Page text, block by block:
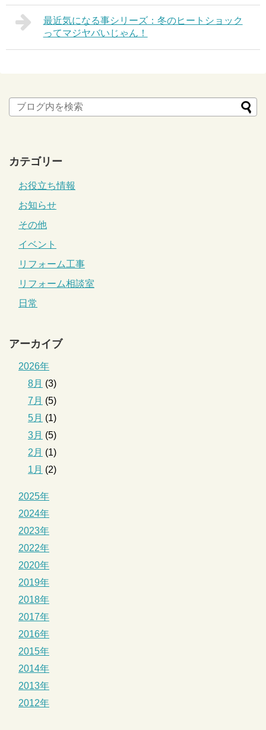
最近気になる事シリーズ：冬のヒートショック
ってマジヤバいじゃん！
カテゴリー
お役立ち情報
お知らせ
その他
イベント
リフォーム工事
リフォーム相談室
日常
アーカイブ
2026年
8月 (3)
7月 (5)
5月 (1)
3月 (5)
2月 (1)
1月 (2)
2025年
2024年
2023年
2022年
2020年
2019年
2018年
2017年
2016年
2015年
2014年
2013年
2012年